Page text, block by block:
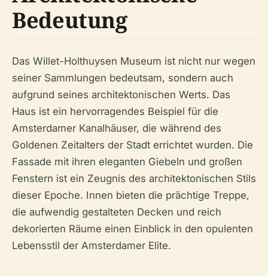
Bedeutung
Das Willet-Holthuysen Museum ist nicht nur wegen
seiner Sammlungen bedeutsam, sondern auch
aufgrund seines architektonischen Werts. Das
Haus ist ein hervorragendes Beispiel für die
Amsterdamer Kanalhäuser, die während des
Goldenen Zeitalters der Stadt errichtet wurden. Die
Fassade mit ihren eleganten Giebeln und großen
Fenstern ist ein Zeugnis des architektonischen Stils
dieser Epoche. Innen bieten die prächtige Treppe,
die aufwendig gestalteten Decken und reich
dekorierten Räume einen Einblick in den opulenten
Lebensstil der Amsterdamer Elite.